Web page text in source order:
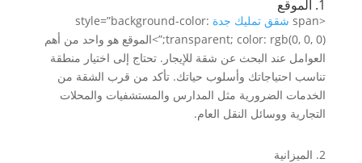
1. الموقع
<span شقق تمليك جدة style=”background-color:
transparent; color: rgb(0, 0, 0);”>الموقع هو واحد من أهم
العوامل عند البحث عن شقة للإيجار. تحتاج إلى اختيار منطقة
تناسب احتياجاتك وأسلوب حياتك. تأكد من قرب الشقة من
الخدمات الضرورية مثل المدارس والمستشفيات والمحلات
التجارية ووسائل النقل العام.
2. الميزانية